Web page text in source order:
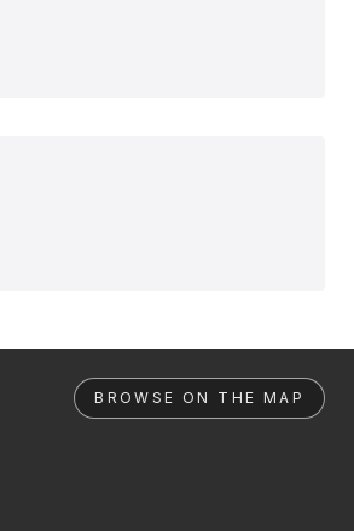
BROWSE ON THE MAP